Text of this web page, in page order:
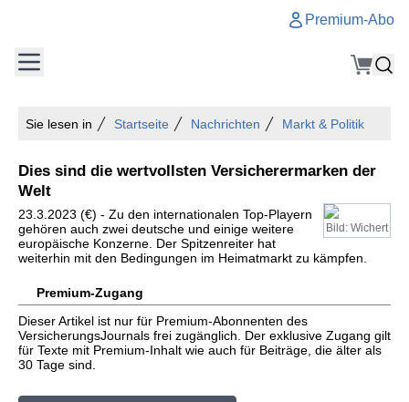
Premium-Abo
Sie lesen in Startseite Nachrichten Markt & Politik
Dies sind die wertvollsten Versicherermarken der
Welt
Bild: Wichert
23.3.2023 (€) - Zu den internationalen Top-Playern
gehören auch zwei deutsche und einige weitere
europäische Konzerne. Der Spitzenreiter hat
weiterhin mit den Bedingungen im Heimatmarkt zu kämpfen.
Premium-Zugang
Dieser Artikel ist nur für Premium-Abonnenten des
VersicherungsJournals frei zugänglich. Der exklusive Zugang gilt
für Texte mit Premium-Inhalt wie auch für Beiträge, die älter als
30 Tage sind.